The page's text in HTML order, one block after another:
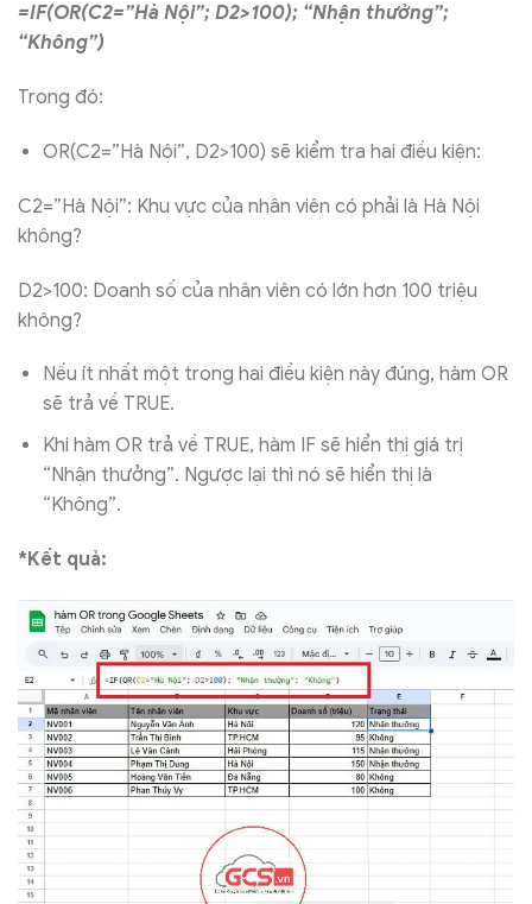
=IF(OR(C2=”Hà Nội”; D2>100); “Nhận thưởng”;
“Không”)
Trong đó:
OR(C2=”Hà Nội”, D2>100) sẽ kiểm tra hai điều kiện:
C2=”Hà Nội”: Khu vực của nhân viên có phải là Hà Nội
không?
D2>100: Doanh số của nhân viên có lớn hơn 100 triệu
không?
Nếu ít nhất một trong hai điều kiện này đúng, hàm OR
sẽ trả về TRUE.
Khi hàm OR trả về TRUE, hàm IF sẽ hiển thị giá trị
“Nhận thưởng”. Ngược lại thì nó sẽ hiển thị là
“Không”.
*Kết quả: